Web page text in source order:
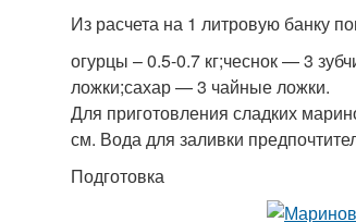
Из расчета на 1 литровую банку
огурцы – 0.5-0.7 кг;чеснок — 3
ложки;сахар — 3 чайные ложки.
Для приготовления сладких
см. Вода для заливки
Подготовка